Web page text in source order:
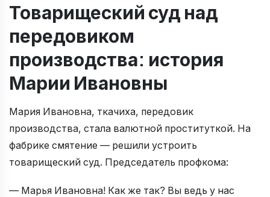
Товарищеский суд над
передовиком
производства: история
Марии Ивановны
Мария Ивановна, ткачиха, передовик
производства, стала валютной проституткой. На
фабрике смятение — решили устроить
товарищеский суд. Председатель профкома:
— Марья Ивановна! Как же так? Вы ведь у нас